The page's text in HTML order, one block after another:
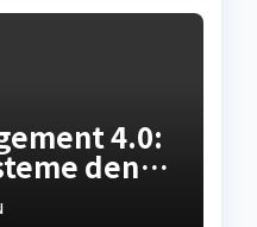
4.0:
den
in der